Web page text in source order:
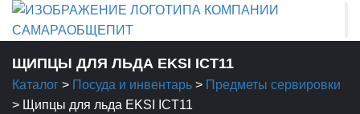
ЩИПЦЫ ДЛЯ ЛЬДА EKSI ICT11
Каталог > Посуда и инвентарь > Предметы сервировки
> Щипцы для льда EKSI ICT11